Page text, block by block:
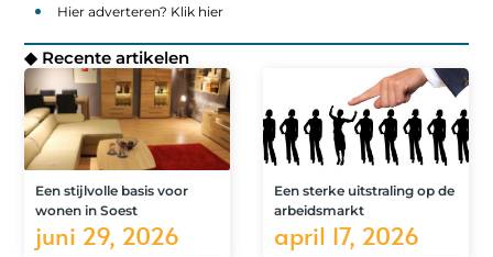
Hier adverteren? Klik hier
◆ Recente artikelen
Een stijlvolle basis voor
wonen in Soest
juni 29, 2026
Een sterke uitstraling op de
arbeidsmarkt
april 17, 2026